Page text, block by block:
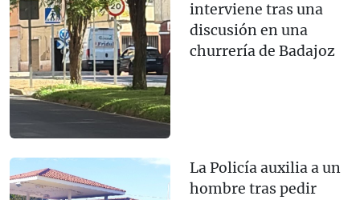
interviene tras una
discusión en una
churrería de Badajoz
La Policía auxilia a un
hombre tras pedir